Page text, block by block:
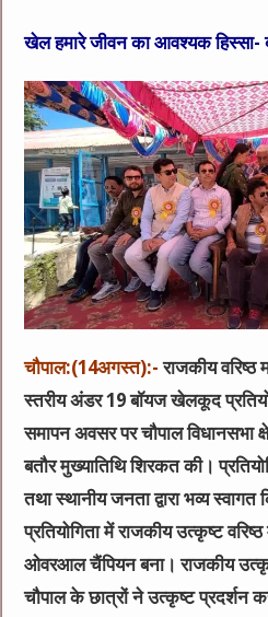
खेल हमारे जीवन का आवश्यक हिस्सा-
चौपाल:(14अगस्त):- राजकीय
स्तरीय अंडर 19 बॉयज खेलकूद
समापन अवसर पर चौपाल विधानसभा
बतौर मुख्यातिथि शिरकत की।
तथा स्थानीय जनता द्वारा भव्य
प्रतियोगिता में राजकीय उत्कृष्ट
ओवरआल चैंपियन बना। राजकीय
चौपाल के छात्रों ने उत्कृष्ट प्रदर्शन